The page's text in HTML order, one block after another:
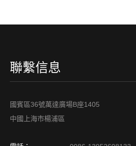
聯繫信息
國賓區36號萬達廣場B座1405
中國上海市楊浦區